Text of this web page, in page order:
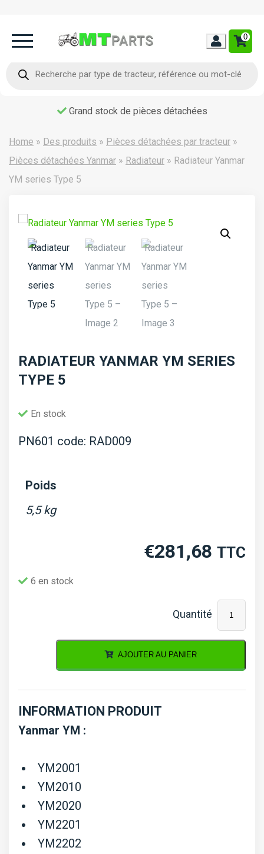
0
produits
Grand stock de pièces détachées
Home » Des produits » Pièces détachées par tracteur »
Pièces détachées Yanmar » Radiateur » Radiateur Yanmar
YM series Type 5
RADIATEUR YANMAR YM SERIES
TYPE 5
En stock
PN601 code: RAD009
Poids
5,5 kg
€281,68 TTC
6 en stock
de
Radiateur
AJOUTER AU PANIER
INFORMATION PRODUIT
Yanmar YM :
YM2001
YM2010
YM2020
YM2201
YM2202